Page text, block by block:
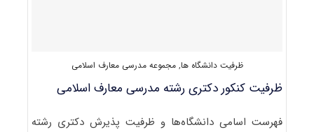
ظرفیت دانشگاه ها,مجموعه مدرسی معارف اسلامی
ظرفیت کنکور دکتری رشته ﻣﺪرسی ﻣﻌﺎرف اﺳﻼمی
فهرست اسامی دانشگاه‌ها و ظرفیت پذیرش دکتری رشته